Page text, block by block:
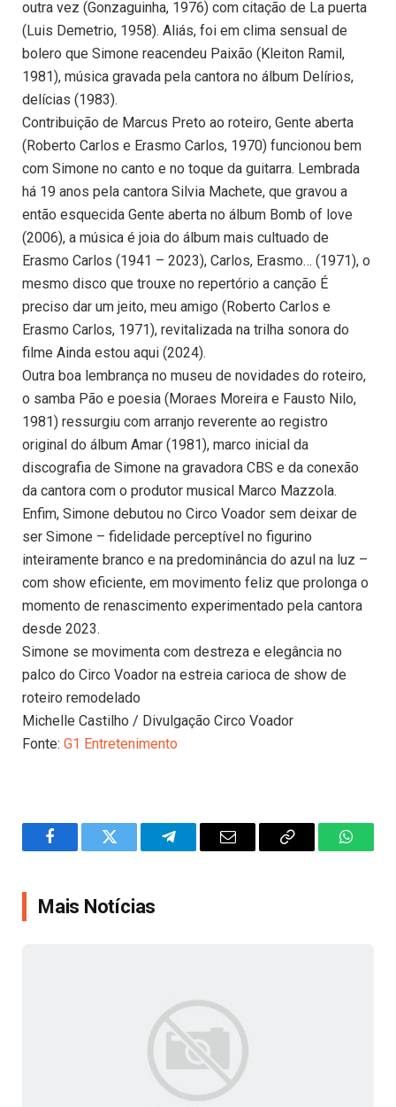
outra vez (Gonzaguinha, 1976) com citação de La puerta
(Luis Demetrio, 1958). Aliás, foi em clima sensual de
bolero que Simone reacendeu Paixão (Kleiton Ramil,
1981), música gravada pela cantora no álbum Delírios,
delícias (1983).
Contribuição de Marcus Preto ao roteiro, Gente aberta
(Roberto Carlos e Erasmo Carlos, 1970) funcionou bem
com Simone no canto e no toque da guitarra. Lembrada
há 19 anos pela cantora Silvia Machete, que gravou a
então esquecida Gente aberta no álbum Bomb of love
(2006), a música é joia do álbum mais cultuado de
Erasmo Carlos (1941 – 2023), Carlos, Erasmo… (1971), o
mesmo disco que trouxe no repertório a canção É
preciso dar um jeito, meu amigo (Roberto Carlos e
Erasmo Carlos, 1971), revitalizada na trilha sonora do
filme Ainda estou aqui (2024).
Outra boa lembrança no museu de novidades do roteiro,
o samba Pão e poesia (Moraes Moreira e Fausto Nilo,
1981) ressurgiu com arranjo reverente ao registro
original do álbum Amar (1981), marco inicial da
discografia de Simone na gravadora CBS e da conexão
da cantora com o produtor musical Marco Mazzola.
Enfim, Simone debutou no Circo Voador sem deixar de
ser Simone – fidelidade perceptível no figurino
inteiramente branco e na predominância do azul na luz –
com show eficiente, em movimento feliz que prolonga o
momento de renascimento experimentado pela cantora
desde 2023.
Simone se movimenta com destreza e elegância no
palco do Circo Voador na estreia carioca de show de
roteiro remodelado
Michelle Castilho / Divulgação Circo Voador
Fonte: G1 Entretenimento
FacebookTwitter TelegramEmail
Copy
Mais Notícias